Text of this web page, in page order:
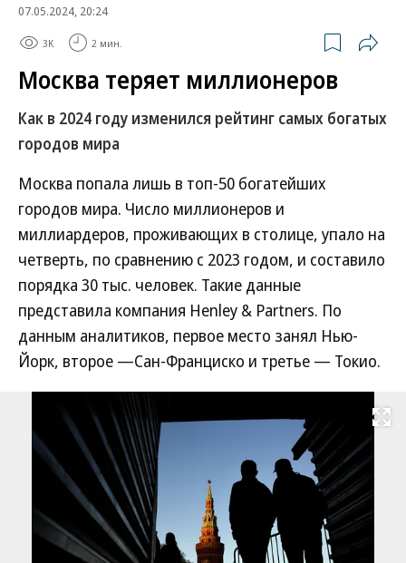
07.05.2024, 20:24
3K 2 мин.
Москва теряет миллионеров
Как в 2024 году изменился рейтинг самых богатых
городов мира
Москва попала лишь в топ-50 богатейших
городов мира. Число миллионеров и
миллиардеров, проживающих в столице, упало на
четверть, по сравнению с 2023 годом, и составило
порядка 30 тыс. человек. Такие данные
представила компания Henley & Partners. По
данным аналитиков, первое место занял Нью-
Йорк, второе —Сан-Франциско и третье — Токио.
Развернуть